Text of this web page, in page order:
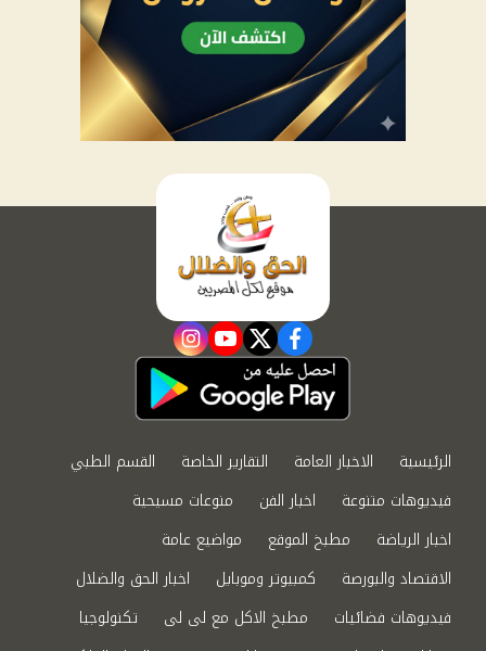
facebook
twitter
youtube
instagram
الرئيسية الاخبار العامة التقارير الخاصة
القسم الطبي
فيديوهات متنوعة
اخبار الفن
منوعات مسيحية
اخبار الرياضة
مطبخ الموقع
مواضيع عامة
الاقتصاد والبورصة
كمبيوتر وموبايل
اخبار الحق والضلال
فيديوهات فضائيات
مطبخ الاكل مع لى لى
تكنولوجيا